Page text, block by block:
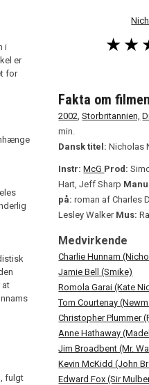
i
er
for
at
fulgt
Fakta om filmen
2002,Storbritannien,
min.
Dansk titel:Nicholas
Instr: McG Prod:
Hart, Jeff Sharp
på: roman af Charles
Lesley Walker Mus:
Medvirkende
Charlie Hunnam
Jamie Bell (Smike)
Romola Garai (Kate
Tom Courtenay
Christopher Plummer
Anne Hathaway
Jim Broadbent (Mr.
Kevin McKidd (John
Edward Fox (Sir